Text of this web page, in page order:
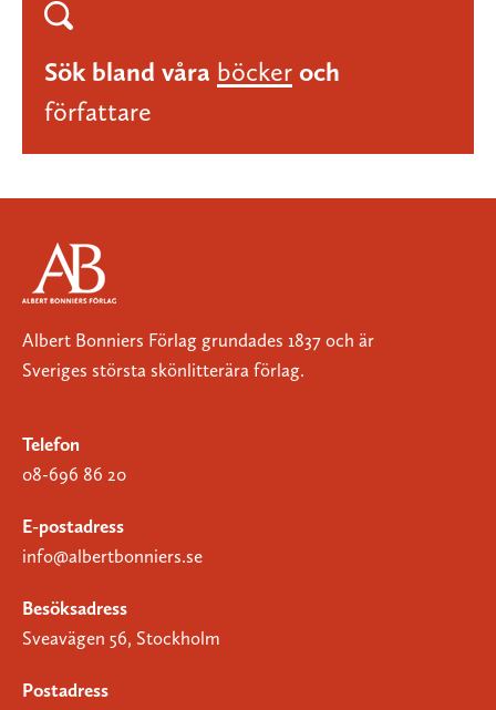
Sök bland våra böcker och
författare
Albert Bonniers Förlag grundades 1837 och är
Sveriges största skönlitterära förlag.
Telefon
08-696 86 20
E-postadress
info@albertbonniers.se
Besöksadress
Sveavägen 56, Stockholm
Postadress